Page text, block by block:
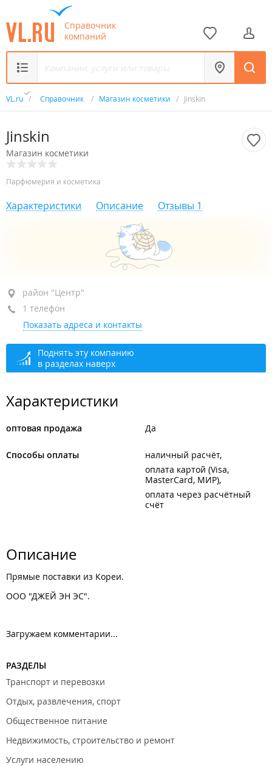
Справочник
компаний
VL.ru / Справочник / Магазин косметики / Jinskin
Jinskin
Магазин косметики
Парфюмерия и косметика
Характеристики Описание Отзывы 1
район "Центр", ул. Семеновская, 29
5-й этаж, оф. 508
+7 914 069-69-00
закрыто, откроется в 10:00
район "Центр"
1 телефон
Показать адреса и контакты
Поднять эту компанию
в разделах наверх
Характеристики
оптовая продажа Да
Способы оплаты
наличный расчёт
оплата картой (Visa,
MasterCard, МИР)
оплата через расчётный
счёт
Описание
Прямые поставки из Кореи.
ООО "ДЖЕЙ ЭН ЭС".
Загружаем комментарии...
РАЗДЕЛЫ
Транспорт и перевозки
Отдых, развлечения, спорт
Общественное питание
Недвижимость, строительство и ремонт
Услуги населению